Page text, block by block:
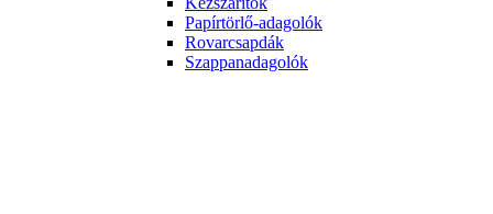
Papírtörlő-adagolók
Rovarcsapdák
Szappanadagolók